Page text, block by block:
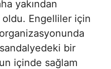
yakından
oldu. Engelliler için
bir
içinde sağlam